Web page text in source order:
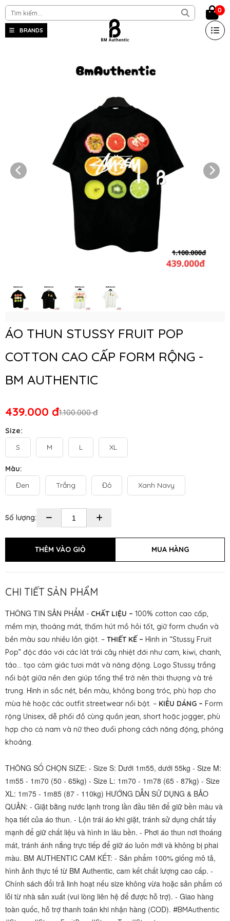
BRANDS
0
ÁO THUN STUSSY FRUIT POP
COTTON CAO CẤP FORM RỘNG -
BM AUTHENTIC
1.100.000 đ
439.000 đ
Size:
S
M L XL
Màu:
Đen
Trắng Đỏ Xanh Navy
Số lượng:
CHI TIẾT SẢN PHẨM
THÔNG TIN SẢN PHẨM - CHẤT LIỆU – 100% cotton cao cấp,
mềm mịn, thoáng mát, thấm hút mồ hôi tốt, giữ form chuẩn và
bền màu sau nhiều lần giặt. – THIẾT KẾ – Hình in “Stussy Fruit
Pop” độc đáo với các lát trái cây nhiệt đới như cam, kiwi, chanh,
táo... tạo cảm giác tươi mát và năng động. Logo Stussy trắng
nổi bật giữa nền đen giúp tổng thể trở nên thời thượng và trẻ
trung. Hình in sắc nét, bền màu, không bong tróc, phù hợp cho
mùa hè hoặc các outfit streetwear nổi bật. – KIỂU DÁNG – Form
rộng Unisex, dễ phối đồ cùng quần jean, short hoặc jogger, phù
hợp cho cả nam và nữ theo đuổi phong cách năng động, phóng
khoáng.
THÔNG SỐ CHỌN SIZE: - Size S: Dưới 1m55, dưới 55kg - Size M:
1m55 - 1m70 (50 - 65kg) - Size L: 1m70 - 1m78 (65 - 87kg) - Size
XL: 1m75 - 1m85 (87 - 110kg) HƯỚNG DẪN SỬ DỤNG & BẢO
QUẢN: - Giặt bằng nước lạnh trong lần đầu tiên để giữ bền màu và
họa tiết của áo thun. - Lộn trái áo khi giặt, tránh sử dụng chất tẩy
mạnh để giữ chất liệu và hình in lâu bền. - Phơi áo thun nơi thoáng
mát, tránh ánh nắng trực tiếp để giữ áo luôn mới và không bị phai
màu. BM AUTHENTIC CAM KẾT: - Sản phẩm 100% giống mô tả,
hình ảnh thực tế từ BM Authentic, cam kết chất lượng cao cấp. -
Chính sách đổi trả linh hoạt nếu size không vừa hoặc sản phẩm có
lỗi từ nhà sản xuất (vui lòng liên hệ để được hỗ trợ). - Giao hàng
toàn quốc, hỗ trợ thanh toán khi nhận hàng (COD). #BMAuthentic